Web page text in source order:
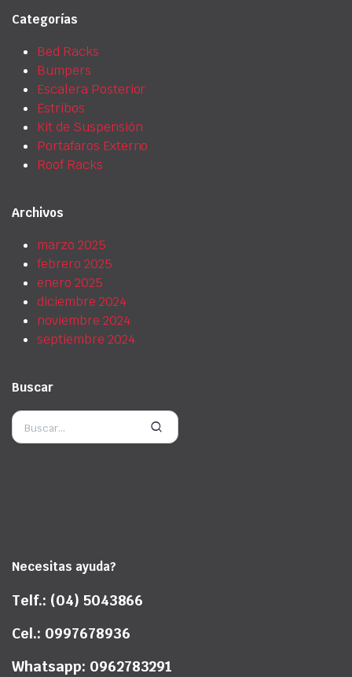
Categorías
Bed Racks
Bumpers
Escalera Posterior
Estribos
Kit de Suspensión
Portafaros Externo
Roof Racks
Archivos
marzo 2025
febrero 2025
enero 2025
diciembre 2024
noviembre 2024
septiembre 2024
Buscar
Necesitas ayuda?
Telf.: (04) 5043866
Cel.: 0997678936
Whatsapp: 0962783291